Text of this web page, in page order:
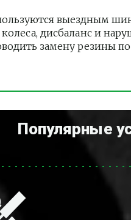
выездным
дисбаланс и
замену резины
Популярные